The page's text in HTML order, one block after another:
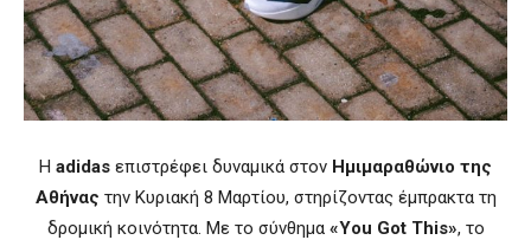
Η adidas επιστρέφει δυναμικά στον Ημιμαραθώνιο της
Αθήνας την Κυριακή 8 Μαρτίου, στηρίζοντας έμπρακτα τη
δρομική κοινότητα. Με το σύνθημα «You Got This», το